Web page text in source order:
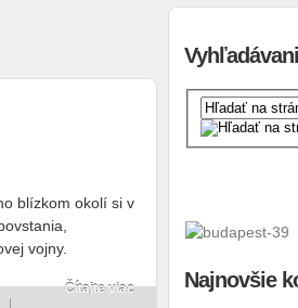
blízkom okolí si v
vojny.
Čítajte viac Najnovšie